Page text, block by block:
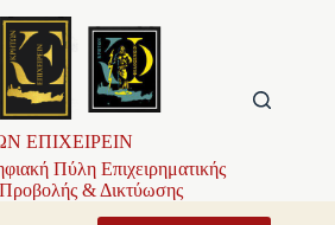
ΕΠΙΧΕΙΡΕΙΝ
Πύλη Επιχειρηματικής
& Δικτύωσης